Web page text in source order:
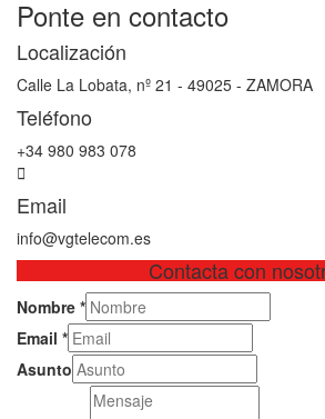
Ponte en contacto
Localización
Calle La Lobata, nº 21 - 49025 - ZAMORA
Teléfono
+34 980 983 078
Email
info@vgtelecom.es
Contacta con
Nombre *
Email *
Asunto